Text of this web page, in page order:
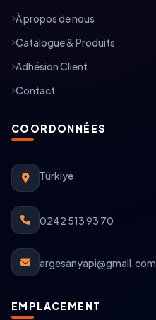
À propos de nous
Catalogue & Produits
Adhésion Client
Contact
COORDONNÉES
Türkiye
0242 513 93 70
argesanyapi@gmail.com
EMPLACEMENT